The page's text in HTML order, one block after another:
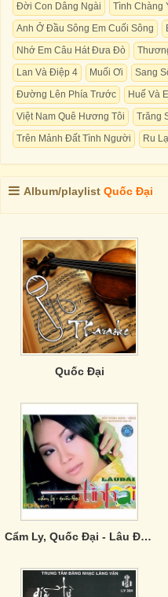
Đời Con Dâng Ngài
Tình Chàng
Anh Ở Đầu Sông Em Cuối Sông
Nhớ Em Câu Hát Đưa Đò
Lan Và Điệp 4
Muối Ơi Sang
Đường Lên Phía Trước
Huế Và
Việt Nam Quê Hương Tôi
Trăng
Trên Mảnh Đất Tình Người
Ru
Album/playlist Quốc Đại
Quốc Đại
Cẩm Ly, Quốc Đại - Lâu Đài Tình Ái